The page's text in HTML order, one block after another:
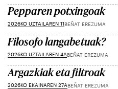
Pepparen potxingoak
2026KO UZTAILAREN 11BEÑAT EREZUMA
Filosofo langabetuak?
2026KO UZTAILAREN 4ABEÑAT EREZUMA
Argazkiak eta filtroak
2026KO EKAINAREN 27ABEÑAT EREZUMA